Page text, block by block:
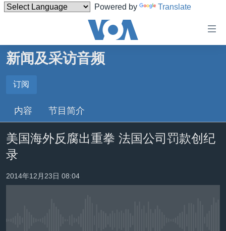
Powered by Translate
碍
链
到
内
跳
转
到
主页
美国
台湾
港澳
国际
最新国际新闻
分类新闻
新闻及采访音频
订阅
订阅
内容 节目简介
美国海外反腐出重拳 法国公司罚款创纪
录
2014年12月23日 08:04